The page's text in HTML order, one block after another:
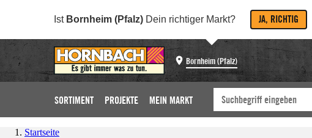
Ist Bornheim (Pfalz) Dein richtiger Markt? JA, RICHTIG
Bornheim (Pfalz)
SORTIMENT PROJEKTE MEIN MARKT
Startseite